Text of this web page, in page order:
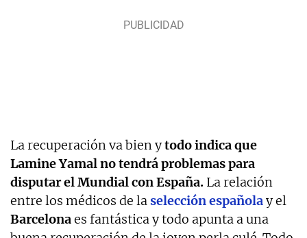
La recuperación va bien ytodo indica que
Lamine Yamal no tendrá problemas para
disputar el Mundial con España. La relación
entre los médicos de la selección españolay el
Barcelonaes fantástica y todo apunta a una